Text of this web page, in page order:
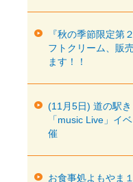
『秋の季節限定第
フトクリーム、販
ます！！
(11月5日) 道の駅
「music Live」イ
催
お食事処よもやま